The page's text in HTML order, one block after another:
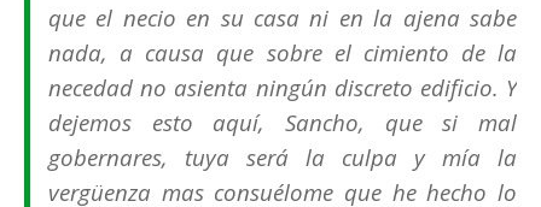
que el necio en su casa ni en la ajena sabe
nada, a causa que sobre el cimiento de la
necedad no asienta ningún discreto edificio. Y
dejemos esto aquí, Sancho, que si mal
gobernares, tuya será la culpa y mía la
vergüenza mas consuélome que he hecho lo